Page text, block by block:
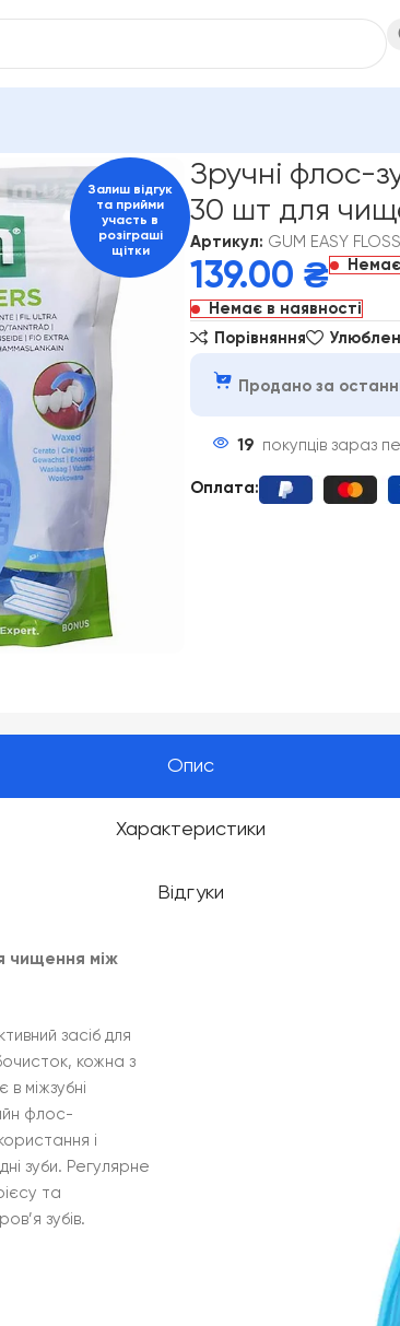
Залиш відгук
та прийми
участь в
розіграші
щітки
Зручні флос-
30 шт для
Артикул: GUM EASY
139.00 ₴
Немає в наявності
Порівняння
Продано за
19 покупців зараз
Оплата:
Опис
Характеристики
Відгуки
чищення між
засіб для
кожна з
міжзубні
флос-
і
зуби. Регулярне
та
зубів.